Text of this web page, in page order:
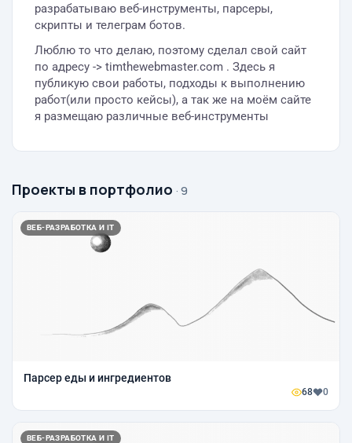
разрабатываю веб-инструменты, парсеры,
скрипты и телеграм ботов.
Люблю то что делаю, поэтому сделал свой сайт
по адресу -> timthewebmaster.com . Здесь я
публикую свои работы, подходы к выполнению
работ(или просто кейсы), а так же на моём сайте
я размещаю различные веб-инструменты
Проекты в портфолио · 9
ВЕБ-РАЗРАБОТКА И IT
Парсер еды и ингредиентов
68 0
ВЕБ-РАЗРАБОТКА И IT